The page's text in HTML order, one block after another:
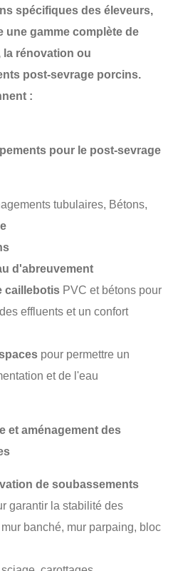
spécifiques des éleveurs,
une gamme complète de
la rénovation ou
post-sevrage porcins.
:
pour le post-sevrage
tubulaires, Bétons,
d'abreuvement
caillebotis PVC et bétons pour
effluents et un confort
pour permettre un
et de l'eau
et aménagement des
de soubassements
garantir la stabilité des
banché, mur parpaing, bloc